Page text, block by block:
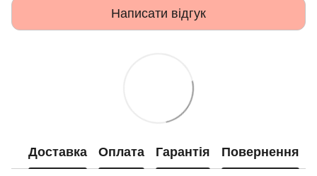
Написати відгук
Доставка Оплата Гарантія Повернення